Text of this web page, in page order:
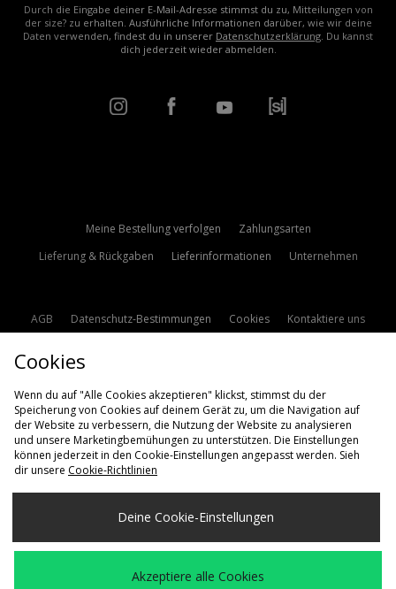
Durch die Eingabe deiner E-Mail-Adresse stimmst du zu, Mitteilungen von
der size? zu erhalten. Ausführliche Informationen darüber, wie wir deine
Daten verwenden, findest du in unserer Datenschutzerklärung. Du kannst
dich jederzeit wieder abmelden.
Meine Bestellung verfolgen
Zahlungsarten
Lieferung & Rückgaben
Lieferinformationen Unternehmen
AGB Datenschutz-Bestimmungen Cookies
Kontaktiere uns
Lieferung Nach
Deutschland
Wir akzeptieren die folgenden Zahlungsmethoden
Cookies
Wenn du auf "Alle Cookies akzeptieren" klickst, stimmst du der
Speicherung von Cookies auf deinem Gerät zu, um die Navigation auf
der Website zu verbessern, die Nutzung der Website zu analysieren
und unsere Marketingbemühungen zu unterstützen. Die Einstellungen
können jederzeit in den Cookie-Einstellungen angepasst werden. Sieh
dir unsere Cookie-Richtlinien
Deine Cookie-Einstellungen
Akzeptiere alle Cookies